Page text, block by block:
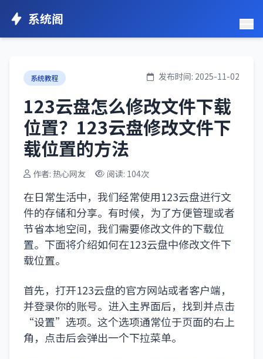
系统阁
系统教程 发布时间: 2025-11-02
123云盘怎么修改文件下载
位置？123云盘修改文件下
载位置的方法
作者: 热心网友 阅读: 104次
在日常生活中，我们经常使用123云盘进行文
件的存储和分享。有时候，为了方便管理或者
节省本地空间，我们需要修改文件的下载位
置。下面将介绍如何在123云盘中修改文件下
载位置。
首先，打开123云盘的官方网站或者客户端，
并登录你的账号。进入主界面后，找到并点击
“设置”选项。这个选项通常位于页面的右上
角，点击后会弹出一个下拉菜单。